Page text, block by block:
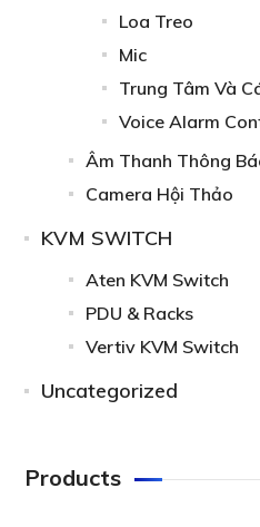
Loa Treo
Mic
Trung Tâm Và
Voice Alarm
Âm Thanh Thông
Camera Hội Thảo
KVM SWITCH
Aten KVM Switch
PDU & Racks
Vertiv KVM Switch
Uncategorized
Products